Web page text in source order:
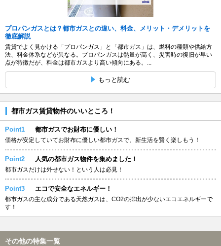
プロパンガスとは？都市ガスとの違い、料金、メリット・デメリットを
徹底解説
賃貸でよく見かける「プロパンガス」と「都市ガス」は、燃料の種類や供給方
法、料金体系などが異なる。プロパンガスは熱量が高く、災害時の復旧が早い
点が特徴だが、料金は都市ガスより高い傾向にある。...
もっと読む
都市ガス賃貸物件のいいところ！
Point1 都市ガスでお財布に優しい！
価格が安定していてお財布に優しい都市ガスで、新生活を賢く楽しもう！
Point2 人気の都市ガス物件を集めました！
都市ガスだけは外せない！という人は必見！
Point3 エコで安全なエネルギー！
都市ガスの主な成分である天然ガスは、CO2の排出が少ないエコエネルギーで
す！
その他の特集一覧